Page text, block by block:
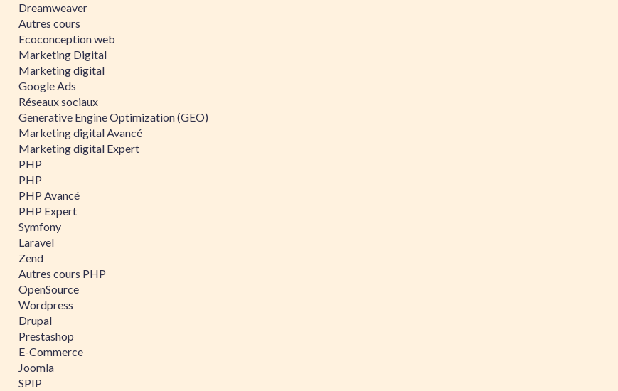
Dreamweaver
Autres cours
Ecoconception web
Marketing Digital
Marketing digital
Google Ads
Réseaux sociaux
Generative Engine Optimization (GEO)
Marketing digital Avancé
Marketing digital Expert
PHP
PHP
PHP Avancé
PHP Expert
Symfony
Laravel
Zend
Autres cours PHP
OpenSource
Wordpress
Drupal
Prestashop
E-Commerce
Joomla
SPIP